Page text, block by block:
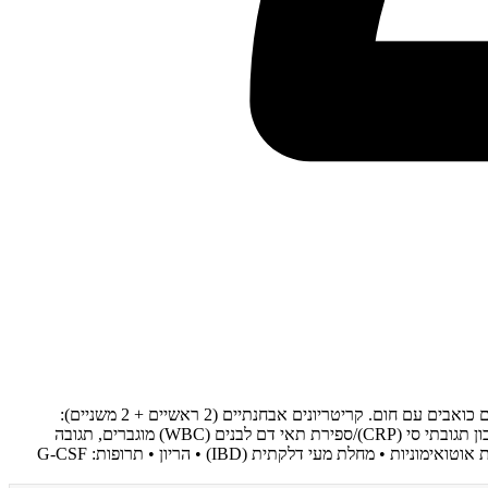
תסמונת סוויט (Sweet Syndrome, Acute Febrile Neutrophilic Dermatosis) היא דרמטוזה נויטרופילית המתבטאת ברבדים/נודולים אריתמיים בצקתיים כואבים עם חום. קריטריונים אבחנתיים (2 ראשיים + 2 משניים):
ראשיים: 1) רבדים/נודולים אריתמיים רגישים חריפים, 2) אינפילטרט נויטרופילי ללא ואסקוליטיס. משניים: חום מעל 38 מעלות, קשר לגורם, שקיעה/חלבון תגובתי סי (CRP)/ספירת תאי דם לבנים (WBC) מוגברים, תגובה
מצוינת לסטרואידים. גורמים קשורים: • זיהומים (דרכי אוויר עליונות (URI)) • ממאירות המטולוגית: לויקמיה מיאלואידית חריפה (AML) ב-10% • מחלות אוטואימוניות • מחלת מעי דלקתית (IBD) • הריון • תרופות: G-CSF